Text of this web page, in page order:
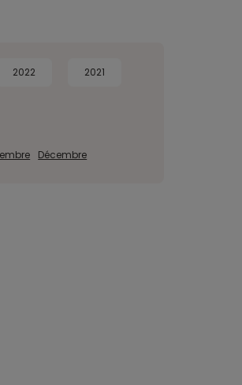
2022 2021
Décembre